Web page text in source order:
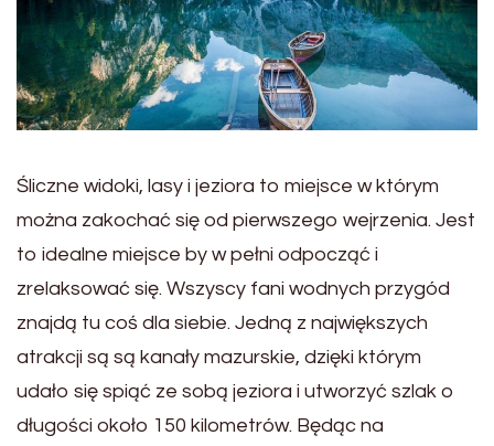
Śliczne widoki, lasy i jeziora to miejsce w którym
można zakochać się od pierwszego wejrzenia. Jest
to idealne miejsce by w pełni odpocząć i
zrelaksować się. Wszyscy fani wodnych przygód
znajdą tu coś dla siebie. Jedną z największych
atrakcji są są kanały mazurskie, dzięki którym
udało się spiąć ze sobą jeziora i utworzyć szlak o
długości około 150 kilometrów. Będąc na